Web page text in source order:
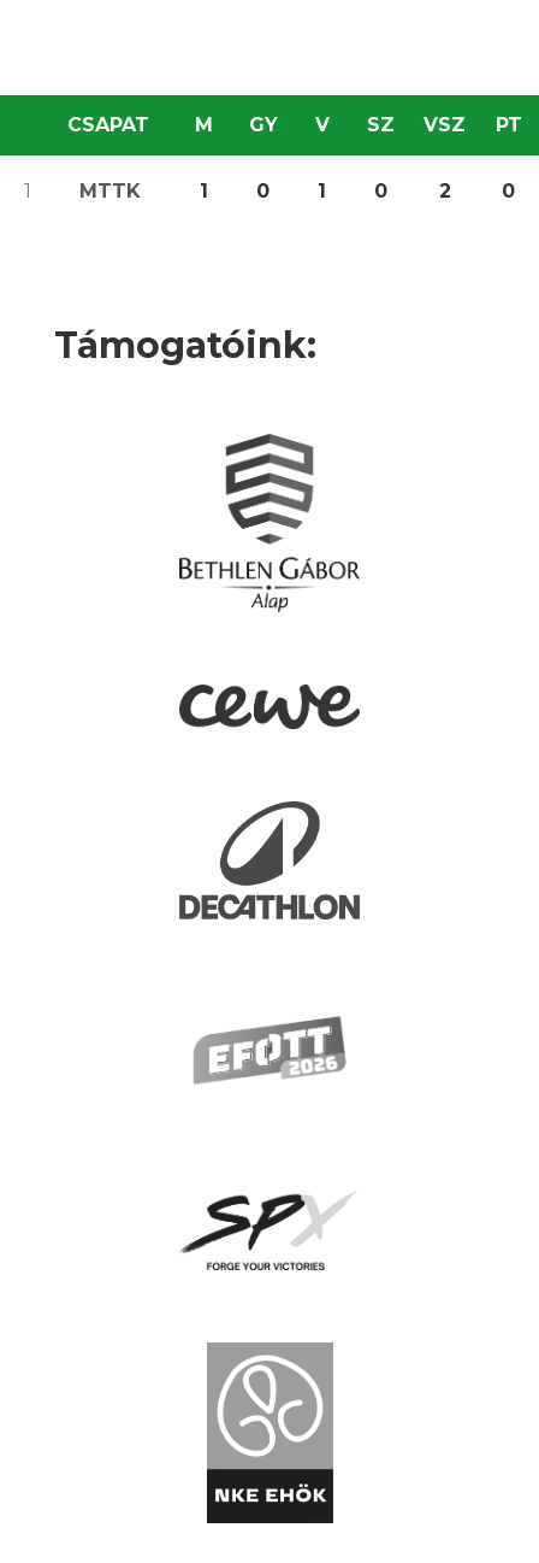
CSAPAT M GY V SZ VSZ PT
1 MTTK 1 0 1 0 2 0
Támogatóink: